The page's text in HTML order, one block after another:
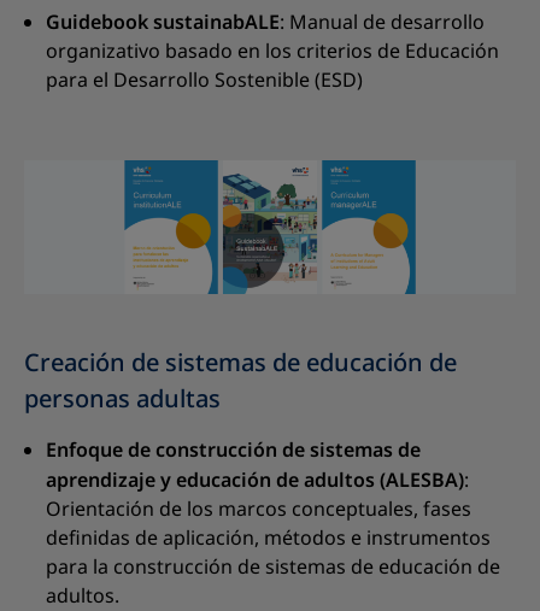
Guidebook sustainabALE: Manual de desarrollo
organizativo basado en los criterios de Educación
para el Desarrollo Sostenible (ESD)
Creación de sistemas de educación de
personas adultas
Enfoque de construcción de sistemas de
aprendizaje y educación de adultos (ALESBA):
Orientación de los marcos conceptuales, fases
definidas de aplicación, métodos e instrumentos
para la construcción de sistemas de educación de
adultos.